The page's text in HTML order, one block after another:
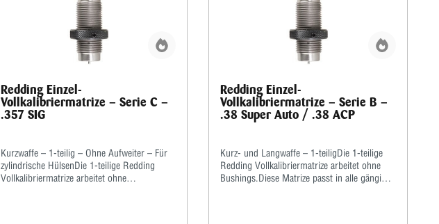
Redding Einzel-
Vollkalibriermatrize – Serie C –
.357 SIG
Kurzwaffe – 1-teilig – Ohne Aufweiter – Für
zylindrische HülsenDie 1-teilige Redding
Vollkalibriermatrize arbeitet ohne
Redding Einzel-
Vollkalibriermatrize – Serie B –
.38 Super Auto / .38 ACP
Kurz- und Langwaffe – 1-teiligDie 1-teilige
Redding Vollkalibriermatrize arbeitet ohne
Bushings.Diese Matrize passt in alle gängigen